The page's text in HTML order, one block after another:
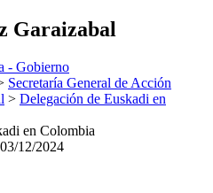
Garaizabal
- Gobierno
Secretaría General de Acción
> Delegación de Euskadi en
en Colombia
03/12/2024